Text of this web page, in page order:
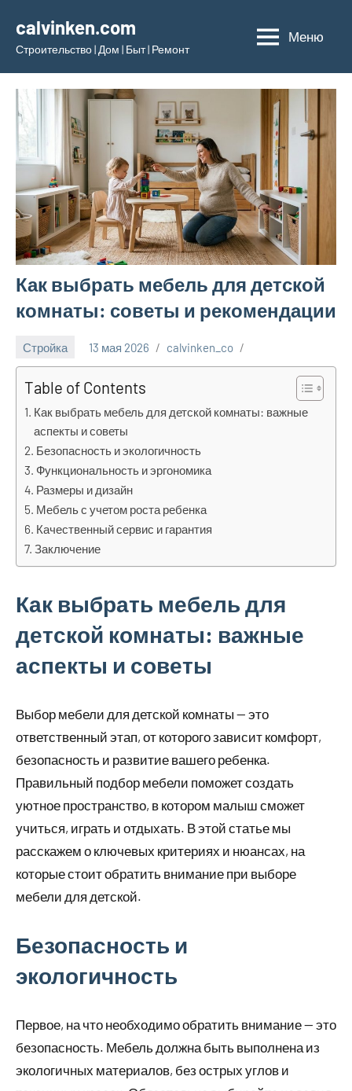
содержимому
calvinken.com
Строительство | Дом | Быт | Ремонт
Меню
Как выбрать мебель для детской
комнаты: советы и рекомендации
Стройка 13 мая 2026 calvinken_co
Table of Contents
Как выбрать мебель для детской комнаты: важные
аспекты и советы
Безопасность и экологичность
Функциональность и эргономика
Размеры и дизайн
Мебель с учетом роста ребенка
Качественный сервис и гарантия
Заключение
Как выбрать мебель для
детской комнаты: важные
аспекты и советы
Выбор мебели для детской комнаты — это
ответственный этап, от которого зависит комфорт,
безопасность и развитие вашего ребенка.
Правильный подбор мебели поможет создать
уютное пространство, в котором малыш сможет
учиться, играть и отдыхать. В этой статье мы
расскажем о ключевых критериях и нюансах, на
которые стоит обратить внимание при выборе
мебели для детской.
Безопасность и
экологичность
Первое, на что необходимо обратить внимание — это
безопасность. Мебель должна быть выполнена из
экологичных материалов, без острых углов и